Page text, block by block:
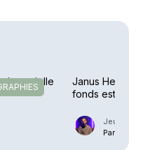
Janus
fonds est
Jeudi 2
Par